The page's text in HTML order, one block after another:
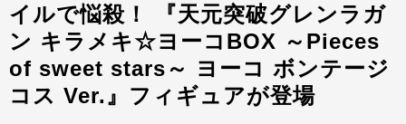
イルで悩殺！ 『天元突破グレンラガ
ン キラメキ☆ヨーコBOX ～Pieces
of sweet stars～ ヨーコ ボンテージ
コス Ver.』フィギュアが登場